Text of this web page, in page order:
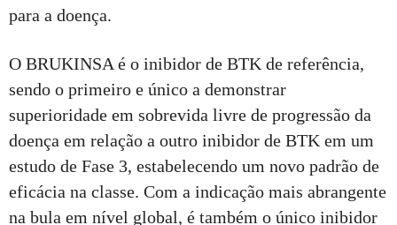
para a doença.
O BRUKINSA é o inibidor de BTK de referência,
sendo o primeiro e único a demonstrar
superioridade em sobrevida livre de progressão da
doença em relação a outro inibidor de BTK em um
estudo de Fase 3, estabelecendo um novo padrão de
eficácia na classe. Com a indicação mais abrangente
na bula em nível global, é também o único inibidor